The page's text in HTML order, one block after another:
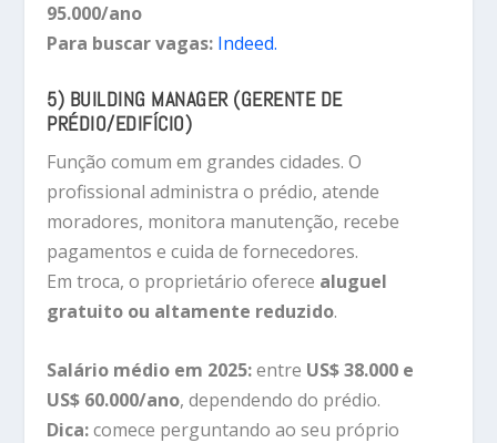
95.000/ano
Para buscar vagas: Indeed.
5) BUILDING MANAGER (GERENTE DE
PRÉDIO/EDIFÍCIO)
Função comum em grandes cidades. O
profissional administra o prédio, atende
moradores, monitora manutenção, recebe
pagamentos e cuida de fornecedores.
Em troca, o proprietário oferece aluguel
gratuito ou altamente reduzido.
Salário médio em 2025:entre US$ 38.000 e
US$ 60.000/ano, dependendo do prédio.
Dica:comece perguntando ao seu próprio